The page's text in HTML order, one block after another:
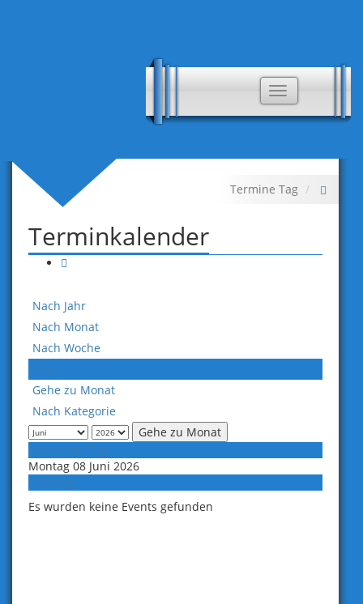
Toggle
navigation
Termine Tag
Terminkalender
Nach Jahr
Nach Monat
Nach Woche
Gehe zu Monat
Nach Kategorie
Gehe zu Monat
Montag 08 Juni 2026
Es wurden keine Events gefunden